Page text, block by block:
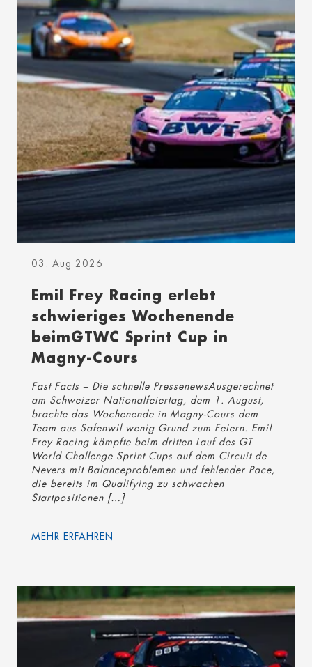
03. Aug 2026
Emil Frey Racing erlebt
schwieriges Wochenende
beimGTWC Sprint Cup in
Magny-Cours
Fast Facts – Die schnelle PressenewsAusgerechnet
am Schweizer Nationalfeiertag, dem 1. August,
brachte das Wochenende in Magny-Cours dem
Team aus Safenwil wenig Grund zum Feiern. Emil
Frey Racing kämpfte beim dritten Lauf des GT
World Challenge Sprint Cups auf dem Circuit de
Nevers mit Balanceproblemen und fehlender Pace,
die bereits im Qualifying zu schwachen
Startpositionen […]
MEHR ERFAHREN